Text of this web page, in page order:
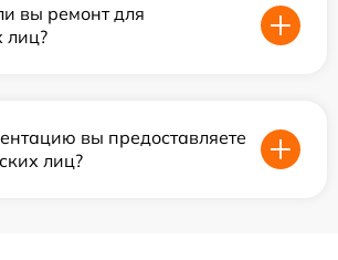
вы ремонт для
лиц?
вы предоставляете
лиц?